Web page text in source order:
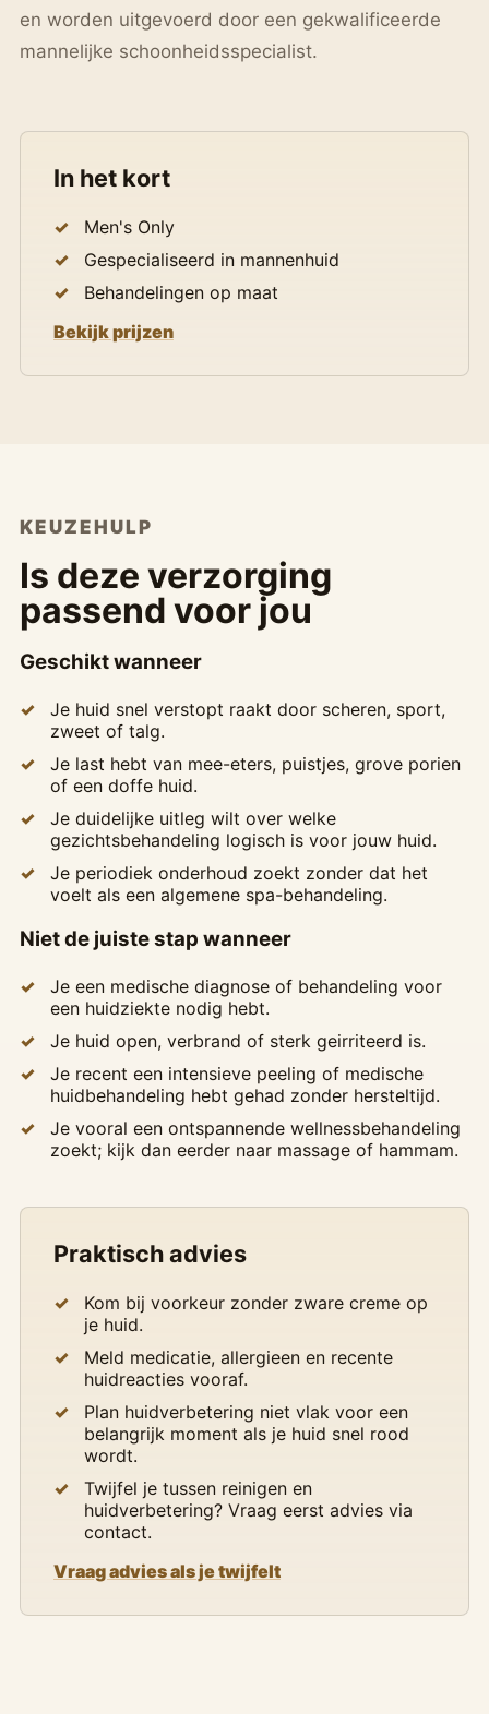
en worden uitgevoerd door een gekwalificeerde
mannelijke schoonheidsspecialist.
In het kort
Men's Only
Gespecialiseerd in mannenhuid
Behandelingen op maat
Bekijk prijzen
KEUZEHULP
Is deze verzorging
passend voor jou
Geschikt wanneer
Je huid snel verstopt raakt door scheren, sport,
zweet of talg.
Je last hebt van mee-eters, puistjes, grove porien
of een doffe huid.
Je duidelijke uitleg wilt over welke
gezichtsbehandeling logisch is voor jouw huid.
Je periodiek onderhoud zoekt zonder dat het
voelt als een algemene spa-behandeling.
Niet de juiste stap wanneer
Je een medische diagnose of behandeling voor
een huidziekte nodig hebt.
Je huid open, verbrand of sterk geirriteerd is.
Je recent een intensieve peeling of medische
huidbehandeling hebt gehad zonder hersteltijd.
Je vooral een ontspannende wellnessbehandeling
zoekt; kijk dan eerder naar massage of hammam.
Praktisch advies
Kom bij voorkeur zonder zware creme op
je huid.
Meld medicatie, allergieen en recente
huidreacties vooraf.
Plan huidverbetering niet vlak voor een
belangrijk moment als je huid snel rood
wordt.
Twijfel je tussen reinigen en
huidverbetering? Vraag eerst advies via
contact.
Vraag advies als je twijfelt